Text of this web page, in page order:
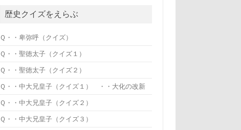
歴史クイズをえらぶ
Ｑ・・卑弥呼（クイズ）
Ｑ・・聖徳太子（クイズ１）
Ｑ・・聖徳太子（クイズ２）
Ｑ・・中大兄皇子（クイズ１） ・・大化の改新
Ｑ・・中大兄皇子（クイズ２）
Ｑ・・中大兄皇子（クイズ３）